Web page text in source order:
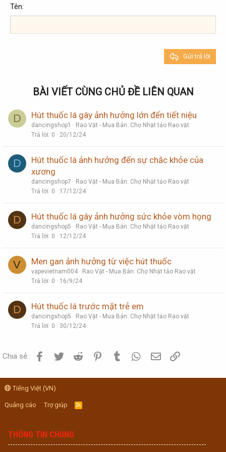
18
22
Tahoma
Times New Roman
Heading 3
Tên
Gửi trả lời
BÀI VIẾT CÙNG CHỦ ĐỀ LIÊN QUAN
D Hút thuốc lá gây ảnh hưởng lớn đến tiết niệu
dancingshop1
Rao Vặt - Mua Bán: Chợ Nhật tảo Rao vặt
Trả lời 0 20/12/24
D
Hút thuốc lá ảnh hưởng đến sự chắc khỏe của
xương
dancingshop7
Rao Vặt - Mua Bán: Chợ Nhật tảo Rao vặt
Trả lời 0 17/12/24
D Hút thuốc lá gây ảnh hưởng sức khỏe vòm họng
dancingshop5
Rao Vặt - Mua Bán: Chợ Nhật tảo Rao vặt
Trả lời 0 12/12/24
V Men gan ảnh hưởng từ việc hút thuốc
vapevietnam004
Rao Vặt - Mua Bán: Chợ Nhật tảo Rao vặt
Trả lời 0 16/9/24
D Hút thuốc lá trước mặt trẻ em
dancingshop5
Rao Vặt - Mua Bán: Chợ Nhật tảo Rao vặt
Trả lời 0 30/12/24
Chia sẻ: Facebook
Twitter Reddit PinterestTumblr WhatsApp
Email
Tiếng Việt (VN)
Quảng cáo Trợ giúp
R
S
THÔNG TIN CHUNG